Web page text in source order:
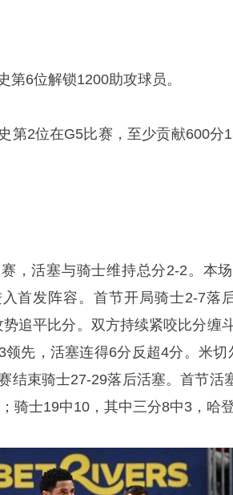
第6位解锁1200助攻球员。
第2位在G5比赛，至少贡献600分
，活塞与骑士维持总分2-2。本
首发阵容。首节开局骑士2-7落
追平比分。双方持续紧咬比分缠
领先，活塞连得6分反超4分。米
结束骑士27-29落后活塞。首节活
骑士19中10，其中三分8中3，哈登